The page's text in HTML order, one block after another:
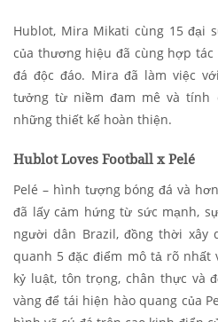
Hublot, Mira Mikati cùng 15 đại
của thương hiệu đã cùng hợp
đá độc đáo. Mira đã làm việc
tưởng từ niềm đam mê và tính
những thiết kế hoàn thiện.
Hublot Loves Football x Pelé
Pelé – hình tượng bóng đá và
đã lấy cảm hứng từ sức mạnh,
người dân Brazil, đồng thời xây
quanh 5 đặc điểm mô tả rõ nhất
kỷ luật, tôn trọng, chân thực và
vàng để tái hiện hào quang của